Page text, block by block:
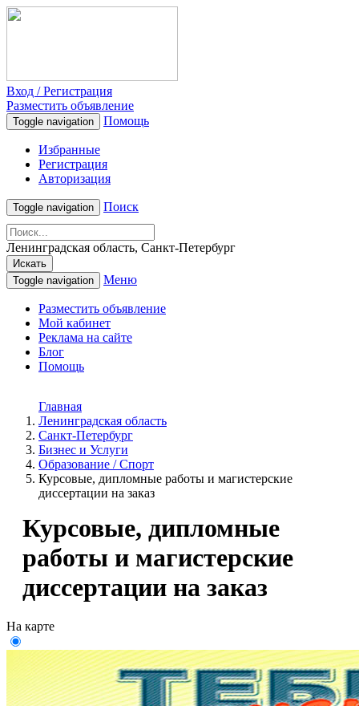
Вход / Регистрация
Разместить объявление
Toggle navigation Помощь
Избранные
Регистрация
Авторизация
Toggle navigation Поиск
Ленинградская область, Санкт-Петербург
Искать
Toggle navigation
Меню
Разместить объявление
Мой кабинет
Реклама на сайте
Блог
Помощь
Главная
Ленинградская область
Санкт-Петербург
Бизнес и Услуги
Образование / Спорт
Курсовые, дипломные работы и магистерские
диссертации на заказ
Курсовые, дипломные
работы и магистерские
диссертации на заказ
На карте